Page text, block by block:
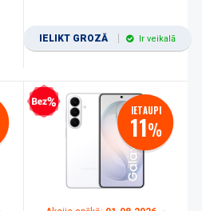
IELIKT GROZĀ Ir veikalā
kredīts IETAUPI
11%